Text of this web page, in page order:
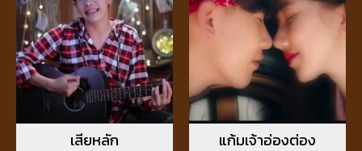
เสียหลัก แก้มเจ้าอ่องต่อง